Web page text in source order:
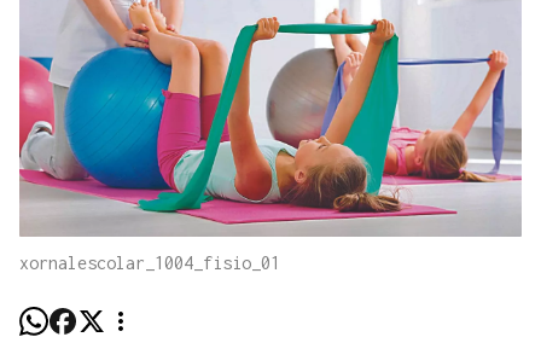
xornalescolar_1004_fisio_01